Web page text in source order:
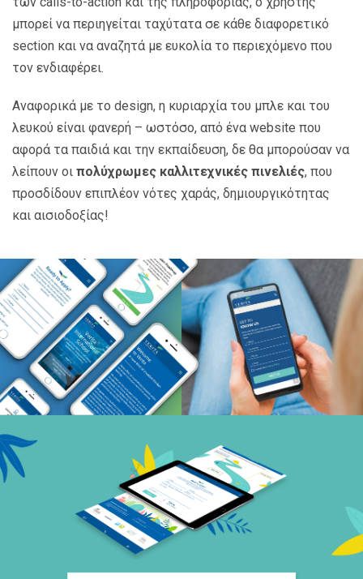
μπορεί να περιηγείται ταχύτατα σε κάθε διαφορετικό
section και να αναζητά με ευκολία το περιεχόμενο που
τον ενδιαφέρει.
Αναφορικά με το design, η κυριαρχία του μπλε και του
λευκού είναι φανερή – ωστόσο, από ένα website που
αφορά τα παιδιά και την εκπαίδευση, δε θα μπορούσαν να
λείπουν οι πολύχρωμες καλλιτεχνικές πινελιές, που
προσδίδουν επιπλέον νότες χαράς, δημιουργικότητας
και αισιοδοξίας!